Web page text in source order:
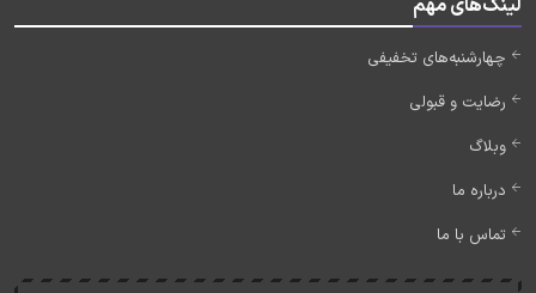
چهارشنبه‌های تخفیفی
رضایت و قبولی
وبلاگ
درباره ما
تماس با ما